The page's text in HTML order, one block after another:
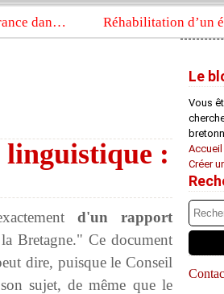
Les langues de France dans un imposant ouvrage sur la langue française que publient les Presses universitaires d’Oxford
linguistique :
d'un rapport
Bretagne." Ce document
dire, puisque le Conseil
sujet, de même que le
Le
Vous
Créer